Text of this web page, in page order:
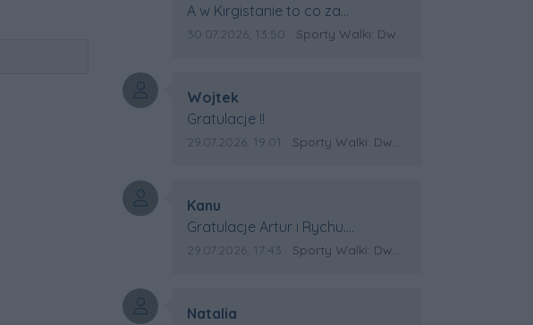
Treść komentarza:
A w Kirgistanie to co za
Mistrzostwa Swiata?
Data dodania komentarza:
30.07.2026, 13:50 Źródło komentarza:
Sporty Walki: Dwa medale za oceanem
Autor komentarza:
Wojtek
Treść komentarza:
Gratulacje !!
Data dodania komentarza:
29.07.2026, 19:01 Źródło komentarza:
Sporty Walki: Dwa medale za oceanem
Autor komentarza:
Kanu
Treść komentarza:
Gratulacje Artur i Rychu.
Powodzenia dla Kirgistanu.
Data dodania komentarza:
29.07.2026, 17:43 Źródło komentarza:
Sporty Walki: Dwa medale za oceanem
Autor komentarza:
Natalia